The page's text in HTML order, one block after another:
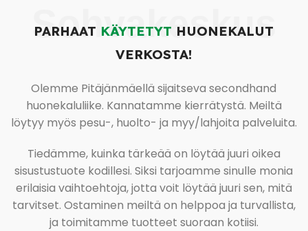
Sohvakeskus
PARHAAT KÄYTETYT HUONEKALUT
VERKOSTA!
Olemme Pitäjänmäellä sijaitseva secondhand
huonekaluliike. Kannatamme kierrätystä. Meiltä
löytyy myös pesu-, huolto- ja myy/lahjoita palveluita.
Tiedämme, kuinka tärkeää on löytää juuri oikea
sisustustuote kodillesi. Siksi tarjoamme sinulle monia
erilaisia vaihtoehtoja, jotta voit löytää juuri sen, mitä
tarvitset. Ostaminen meiltä on helppoa ja turvallista,
ja toimitamme tuotteet suoraan kotiisi.